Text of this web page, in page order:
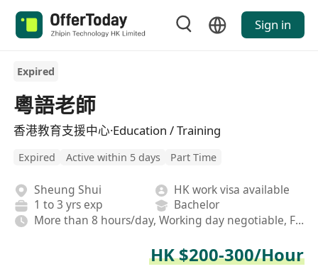
Sign in
Expired
粵語老師
香港教育支援中心·Education / Training
Expired Active within 5 days Part Time
Sheung Shui
HK work visa available
1 to 3 yrs exp
Bachelor
More than 8 hours/day, Working day negotiable, Fixed
HK $200-300/Hour